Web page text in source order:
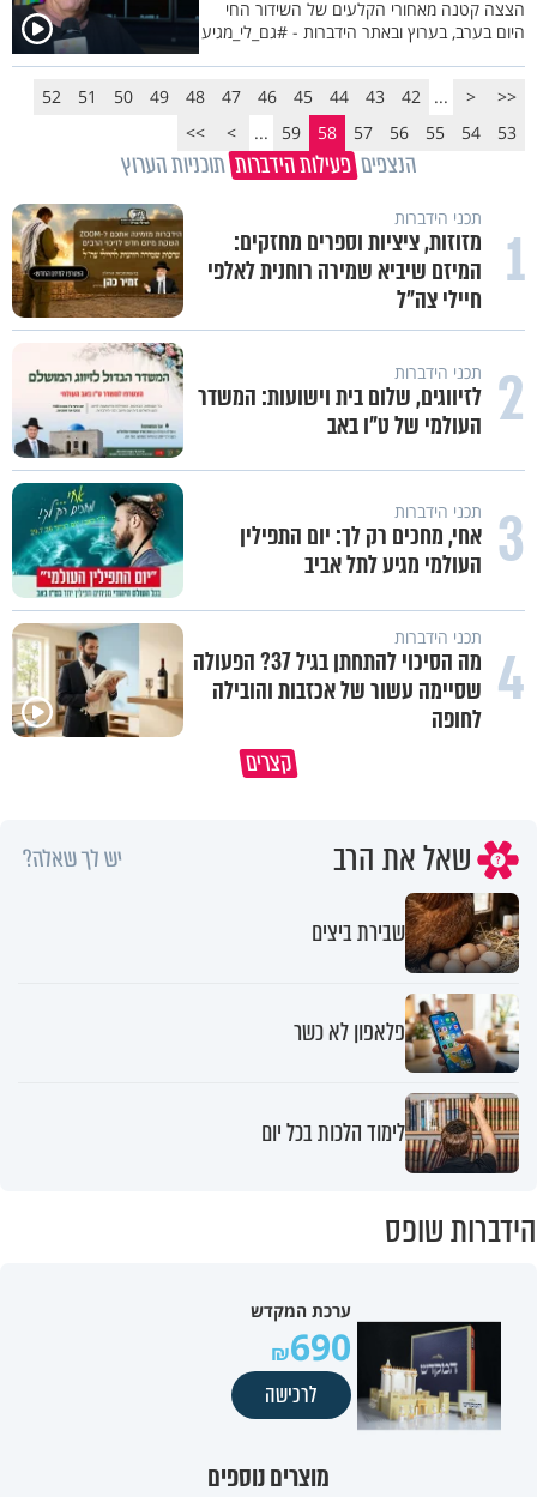
הצצה קטנה מאחורי הקלעים של השידור החי
היום בערב, בערוץ ובאתר הידברות - #גם_לי_מגיע
<<
<
...
42
43
44
45
46
47
48
49
50
51
52
53
54
55
56
57
58
59
...
>
>>
הנצפים פעילות הידברות תוכניות הערוץ
1 תכני הידברות
מזוזות, ציציות וספרים מחזקים:
המיזם שיביא שמירה רוחנית לאלפי
חיילי צה"ל
2 תכני הידברות
לזיווגים, שלום בית וישועות: המשדר
העולמי של ט"ו באב
3 תכני הידברות
אחי, מחכים רק לך: יום התפילין
העולמי מגיע לתל אביב
4 תכני הידברות
מה הסיכוי להתחתן בגיל 37? הפעולה
שסיימה עשור של אכזבות והובילה
לחופה
קצרים
נפלאות הבריאה | הפיל - מלך הזיכרון
שאל את הרב יש לך שאלה?
שבירת ביצים
פלאפון לא כשר
לימוד הלכות בכל יום
הידברות שופס
ערכת המקדש
690
לרכישה
מוצרים נוספים